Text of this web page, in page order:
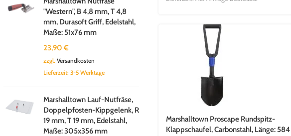
"Western", B 4,8 mm, T 4,8
mm, Durasoft Griff, Edelstahl,
Maße: 51x76 mm
23,90€
zzgl. Versandkosten
Lieferzeit: 3-5 Werktage
Marshalltown Lauf-Nutfräse,
Doppelpfosten-Kippgelenk, R
19 mm, T 19 mm, Edelstahl,
Maße: 305x356 mm
Marshalltown Proscape Rundspitz-
Klappschaufel, Carbonstahl, Länge: 584